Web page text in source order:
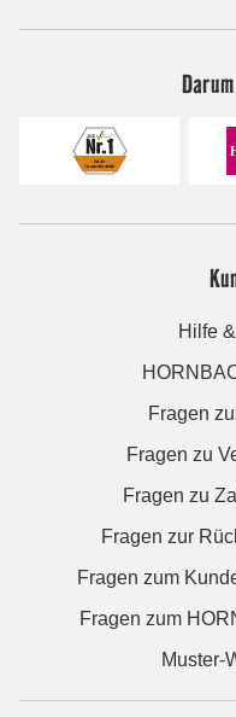
Hilfe
Fragen
Fragen zu
Fragen zu
Fragen zur
Fragen zum
Fragen zum
Muster-